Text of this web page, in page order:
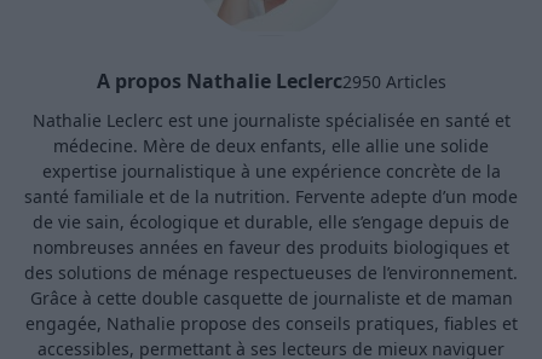
A propos Nathalie Leclerc2950 Articles
Nathalie Leclerc est une journaliste spécialisée en santé et
médecine. Mère de deux enfants, elle allie une solide
expertise journalistique à une expérience concrète de la
santé familiale et de la nutrition. Fervente adepte d’un mode
de vie sain, écologique et durable, elle s’engage depuis de
nombreuses années en faveur des produits biologiques et
des solutions de ménage respectueuses de l’environnement.
Grâce à cette double casquette de journaliste et de maman
engagée, Nathalie propose des conseils pratiques, fiables et
accessibles, permettant à ses lecteurs de mieux naviguer